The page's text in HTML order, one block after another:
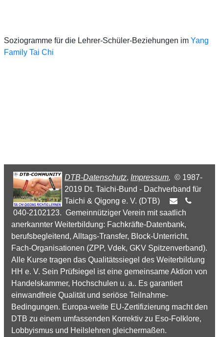
Soziogramme für die Lehrer-Schüler-Beziehungen im Yang
Family Tai Chi
DTB-Datenschutz, Impressum, © 1987-
2019 Dt. Taichi-Bund - Dachverband für
Taichi & Qigong e. V. (DTB)
040-2102123. Gemeinnütziger Verein mit saatlich
anerkannter Weiterbildung: Fachkräfte-Datenbank,
berufsbegleitend, Alltags-Transfer, Block-Unterricht,
Fach-Organisationen (ZPP, Vdek, GKV Spitzenverband).
Alle Kurse tragen das Qualitätssiegel des Weiterbildung
HH e. V. Sein Prüfsiegel ist eine gemeinsame Aktion von
Handelskammer, Hochschulen u. a.. Es garantiert
einwandfreie Qualität und seriöse Teilnahme-
Bedingungen. Europa-weite EU-Zertifizierung macht den
DTB zu einem umfassenden Korrektiv zu Eso-Folklore,
Lobbyismus und Heilslehren gleichermaßen.